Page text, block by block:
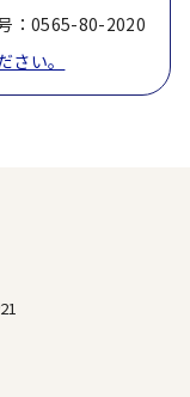
：0565-80-2020
い。